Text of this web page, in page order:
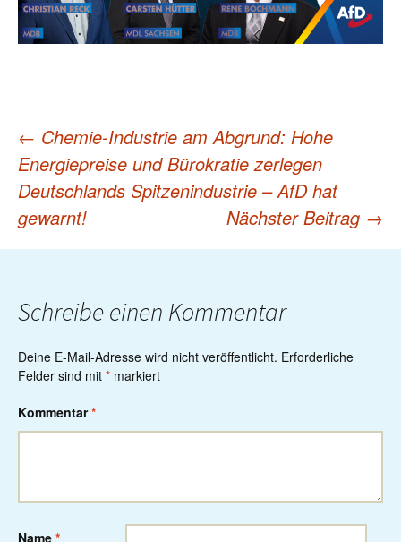
Post
navigation
← Chemie-Industrie am Abgrund: Hohe
Energiepreise und Bürokratie zerlegen
Deutschlands Spitzenindustrie – AfD hat
gewarnt!
Nächster Beitrag →
Schreibe einen Kommentar
Deine E-Mail-Adresse wird nicht veröffentlicht. Erforderliche
Felder sind mit * markiert
Kommentar*
Name *